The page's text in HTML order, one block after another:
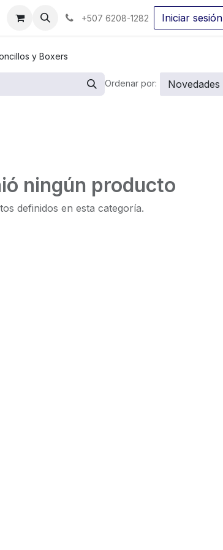
+507 6208-1282 Iniciar sesión
y Boxers
Ordenar por: Novedades
ningún producto
definidos en esta categoría.